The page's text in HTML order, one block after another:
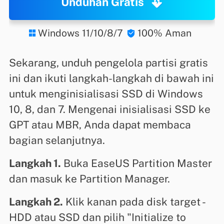
 Windows 11/10/8/7  100% Aman
Sekarang, unduh pengelola partisi gratis
ini dan ikuti langkah-langkah di bawah ini
untuk menginisialisasi SSD di Windows
10, 8, dan 7. Mengenai inisialisasi SSD ke
GPT atau MBR, Anda dapat membaca
bagian selanjutnya.
Langkah 1. Buka EaseUS Partition Master
dan masuk ke Partition Manager.
Langkah 2. Klik kanan pada disk target -
HDD atau SSD dan pilih "Initialize to